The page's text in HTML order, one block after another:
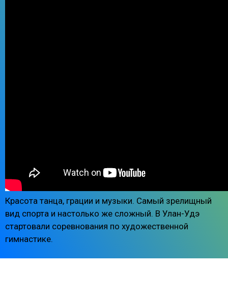
Красота танца, грации и музыки. Самый зрелищный
вид спорта и настолько же сложный. В Улан-Удэ
стартовали соревнования по художественной
гимнастике.